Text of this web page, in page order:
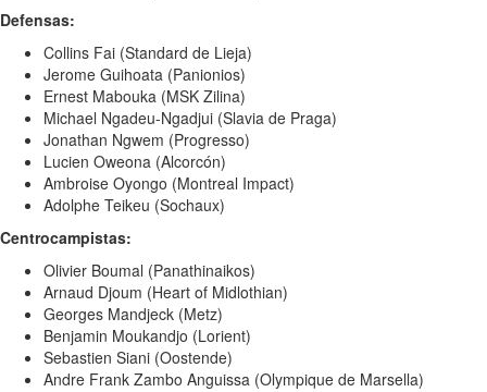
Defensas:
Collins Fai (Standard de Lieja)
Jerome Guihoata (Panionios)
Ernest Mabouka (MSK Zilina)
Michael Ngadeu-Ngadjui (Slavia de Praga)
Jonathan Ngwem (Progresso)
Lucien Oweona (Alcorcón)
Ambroise Oyongo (Montreal Impact)
Adolphe Teikeu (Sochaux)
Centrocampistas:
Olivier Boumal (Panathinaikos)
Arnaud Djoum (Heart of Midlothian)
Georges Mandjeck (Metz)
Benjamin Moukandjo (Lorient)
Sebastien Siani (Oostende)
Andre Frank Zambo Anguissa (Olympique de Marsella)